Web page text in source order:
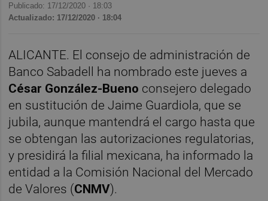
Publicado: 17/12/2020 · 18:03
Actualizado: 17/12/2020 · 18:04
ALICANTE. El consejo de administración de
Banco Sabadell ha nombrado este jueves a
César González-Bueno consejero delegado
en sustitución de Jaime Guardiola, que se
jubila, aunque mantendrá el cargo hasta que
se obtengan las autorizaciones regulatorias,
y presidirá la filial mexicana, ha informado la
entidad a la Comisión Nacional del Mercado
de Valores (CNMV).